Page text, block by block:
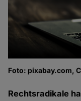
Foto: pixabay.com,
Rechtsradikale